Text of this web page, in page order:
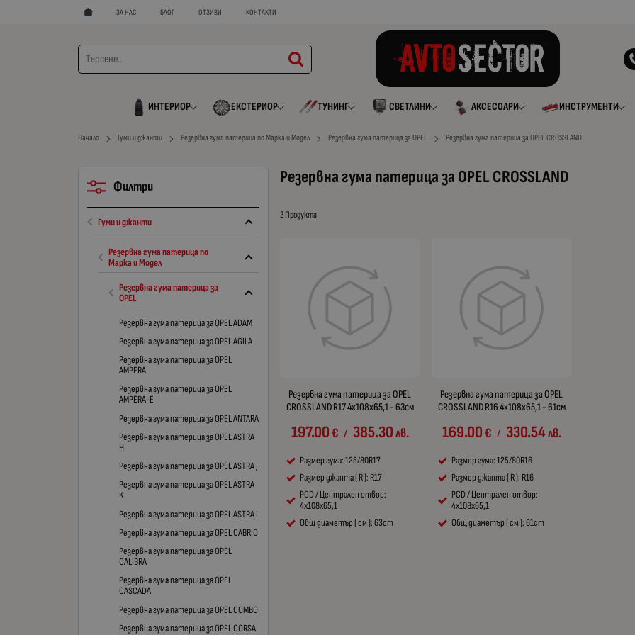
ЗА НАС БЛОГ ОТЗИВИ КОНТАКТИ
ИНТЕРИОР ЕКСТЕРИОР ТУНИНГ СВЕТЛИНИ АКСЕСОАРИ ИНСТРУМЕНТИ
Начало Гуми и джанти Резервна гума патерица по Марка и Модел Резервна гума патерица за OPEL Резервна гума патерица за OPEL CROSSLAND
Резервна гума патерица за OPEL CROSSLAND
2 Продукта
Резервна гума патерица за OPEL
CROSSLAND R17 4x108x65,1 - 63см
197.00€ / 385.30лв.
Размер гума: 125/80R17
Размер джанта ( R ): R17
PCD / Централен отвор:
4x108x65,1
Общ диаметър ( см ): 63cm
Резервна гума патерица за OPEL
CROSSLAND R16 4x108x65,1 - 61см
169.00€ / 330.54лв.
Размер гума: 125/80R16
Размер джанта ( R ): R16
PCD / Централен отвор:
4x108x65,1
Общ диаметър ( см ): 61cm
Филтри
Гуми и джанти
Резервна гума патерица по
Марка и Модел
Резервна гума патерица за
OPEL
Резервна гума патерица за OPEL ADAM
Резервна гума патерица за OPEL AGILA
Резервна гума патерица за OPEL
AMPERA
Резервна гума патерица за OPEL
AMPERA-E
Резервна гума патерица за OPEL ANTARA
Резервна гума патерица за OPEL ASTRA
H
Резервна гума патерица за OPEL ASTRA J
Резервна гума патерица за OPEL ASTRA
K
Резервна гума патерица за OPEL ASTRA L
Резервна гума патерица за OPEL CABRIO
Резервна гума патерица за OPEL
CALIBRA
Резервна гума патерица за OPEL
CASCADA
Резервна гума патерица за OPEL COMBO
Резервна гума патерица за OPEL CORSA